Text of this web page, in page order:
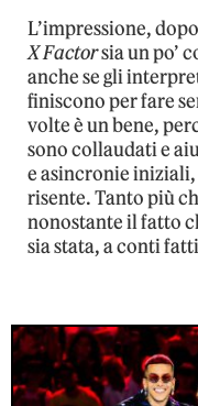
L’impressione,
X Factorsia un po’
anche se gli
finiscono per fare
volte è un bene,
sono collaudati e
e asincronie
risente. Tanto più
nonostante il fatto
sia stata, a conti